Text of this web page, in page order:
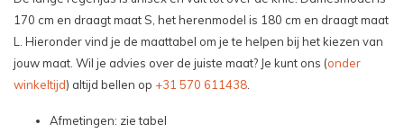
170 cm en draagt maat S, het herenmodel is 180 cm en draagt maat
L. Hieronder vind je de maattabel om je te helpen bij het kiezen van
jouw maat. Wil je advies over de juiste maat? Je kunt ons (onder
winkeltijd) altijd bellen op +31 570 611438.
Afmetingen: zie tabel